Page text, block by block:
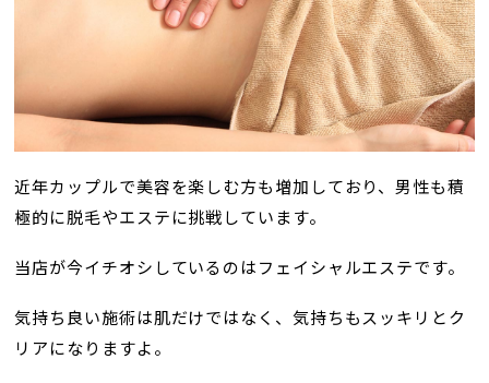
近年カップルで美容を楽しむ方も増加しており、男性も積
極的に脱毛やエステに挑戦しています。
当店が今イチオシしているのはフェイシャルエステです。
気持ち良い施術は肌だけではなく、気持ちもスッキリとク
リアになりますよ。